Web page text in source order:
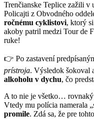
Trenčianske Teplice zažili v
Policajti z Obvodného
ročnému cyklistovi, ktorý
akoby patril medzi Tour de
ruke!
👉 Po zastavení
prístroja. Výsledok šokoval
alkoholu v dychu, čo
A to nie je všetko…
Vtedy mu polícia namerala
promile. Zdá sa, že pre